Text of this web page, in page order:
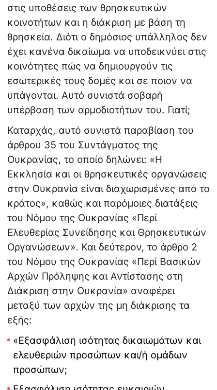
στις υποθέσεις των θρησκευτικών
κοινοτήτων και η διάκριση με βάση τη
θρησκεία. Διότι ο δημόσιος υπάλληλος δεν
έχει κανένα δικαίωμα να υποδεικνύει στις
κοινότητες πώς να δημιουργούν τις
εσωτερικές τους δομές και σε ποιον να
υπάγονται. Αυτό συνιστά σοβαρή
υπέρβαση των αρμοδιοτήτων του. Γιατί;
Καταρχάς, αυτό συνιστά παραβίαση του
άρθρου 35 του Συντάγματος της
Ουκρανίας, το οποίο δηλώνει: «Η
Εκκλησία και οι θρησκευτικές οργανώσεις
στην Ουκρανία είναι διαχωρισμένες από το
κράτος», καθώς και παρόμοιες διατάξεις
του Νόμου της Ουκρανίας «Περί
Ελευθερίας Συνείδησης και Θρησκευτικών
Οργανώσεων». Και δεύτερον, το άρθρο 2
του Νόμου της Ουκρανίας «Περί Βασικών
Αρχών Πρόληψης και Αντίστασης στη
Διάκριση στην Ουκρανία» αναφέρει
μεταξύ των αρχών της μη διάκρισης τα
εξής:
«Εξασφάλιση ισότητας δικαιωμάτων και
ελευθεριών προσώπων και/ή ομάδων
προσώπων;